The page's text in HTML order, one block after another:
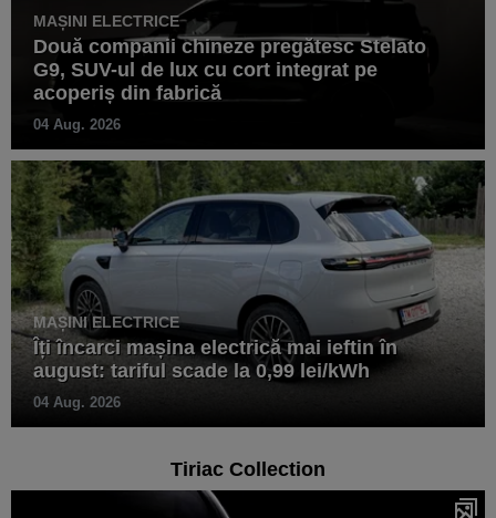
MAȘINI ELECTRICE
Două companii chineze pregătesc Stelato
G9, SUV-ul de lux cu cort integrat pe
acoperiș din fabrică
04 Aug. 2026
MAȘINI ELECTRICE
Îți încarci mașina electrică mai ieftin în
august: tariful scade la 0,99 lei/kWh
04 Aug. 2026
Tiriac Collection